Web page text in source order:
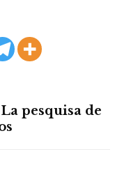
pesquisa de